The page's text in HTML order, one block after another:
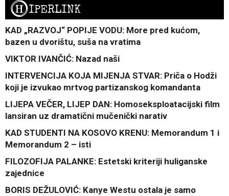
HIPERLINK
KAD „RAZVOJ“ POPIJE VODU: More pred kućom,
bazen u dvorištu, suša na vratima
VIKTOR IVANČIĆ: Nazad naši
INTERVENCIJA KOJA MIJENJA STVAR: Priča o Hodži
koji je izvukao mrtvog partizanskog komandanta
LIJEPA VEČER, LIJEP DAN: Homoseksploatacijski film
lansiran uz dramatični mučenički narativ
KAD STUDENTI NA KOSOVO KRENU: Memorandum 1 i
Memorandum 2 – isti
FILOZOFIJA PALANKE: Estetski kriteriji huliganske
zajednice
BORIS DEŽULOVIĆ: Kanye Westu ostala je samo